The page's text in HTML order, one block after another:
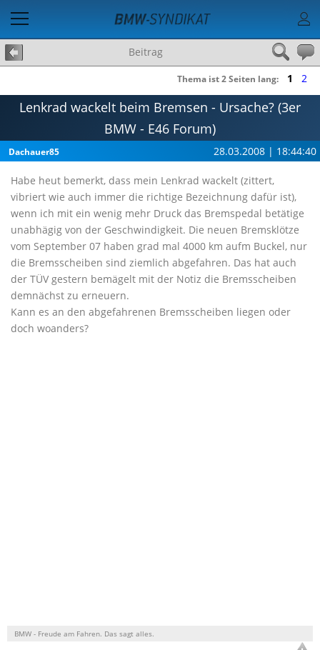
Beitrag
Thema ist 2 Seiten lang: 1 2
Lenkrad wackelt beim Bremsen - Ursache? (3er
BMW - E46 Forum)
Dachauer85 28.03.2008 | 18:44:40
Habe heut bemerkt, dass mein Lenkrad wackelt (zittert,
vibriert wie auch immer die richtige Bezeichnung dafür ist),
wenn ich mit ein wenig mehr Druck das Bremspedal betätige
unabhägig von der Geschwindigkeit. Die neuen Bremsklötze
vom September 07 haben grad mal 4000 km aufm Buckel, nur
die Bremsscheiben sind ziemlich abgefahren. Das hat auch
der TÜV gestern bemägelt mit der Notiz die Bremsscheiben
demnächst zu erneuern.
Kann es an den abgefahrenen Bremsscheiben liegen oder
doch woanders?
BMW - Freude am Fahren. Das sagt alles.